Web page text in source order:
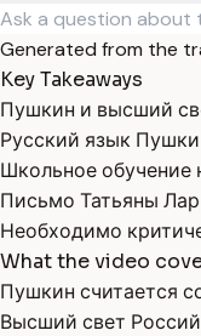
Generated from the
Key Takeaways
Пушкин и высший
Русский язык
Школьное обучение
Письмо Татьяны
Необходимо
What the video
Пушкин считается
Высший свет